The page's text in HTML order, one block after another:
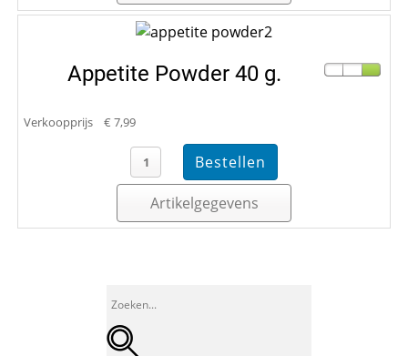
Appetite Powder 40 g.
Verkoopprijs € 7,99
Artikelgegevens